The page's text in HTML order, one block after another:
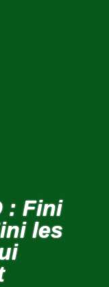
: Fini
les